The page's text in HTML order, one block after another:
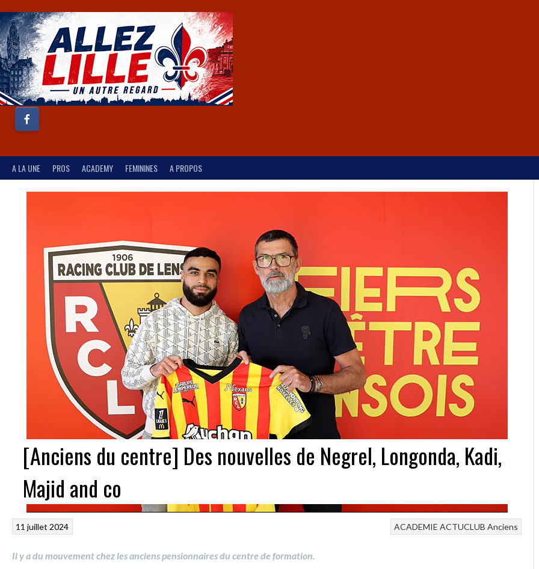
A LA UNE PROS ACADEMY FEMININES A PROPOS
[Anciens du centre] Des nouvelles de Negrel, Longonda, Kadi,
Majid and co
ACADEMIE ACTUCLUB Anciens
11 juillet 2024
Il y a du mouvement chez les anciens pensionnaires du centre de formation.